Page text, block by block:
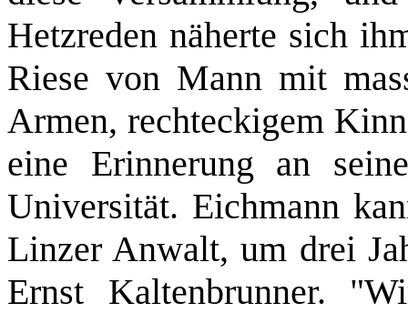
Hetzreden näherte sich
Riese von Mann mit
Armen, rechteckigem
eine Erinnerung an
Universität. Eichmann
Linzer Anwalt, um drei
Ernst Kaltenbrunner.